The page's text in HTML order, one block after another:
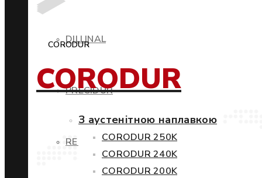
DILLINAL
PRECIDUR
RESTIL
CORODUR
CORODUR
З аустенітною наплавкою
CORODUR 250K
CORODUR 240K
CORODUR 200K